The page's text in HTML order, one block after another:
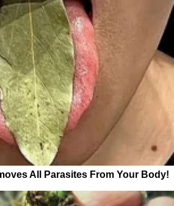
All Parasites From Your Body!